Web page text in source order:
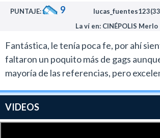
PUNTAJE: 9
La ví en: CINÉPOLIS Merlo
Fantástica, le tenía poca fe, por ahí
faltaron un poquito más de gags
mayoría de las referencias, pero
VIDEOS